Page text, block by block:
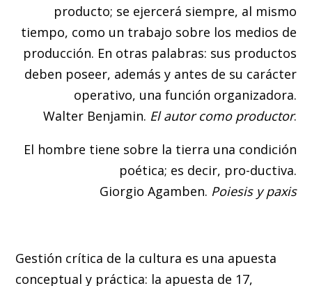
producto; se ejercerá siempre, al mismo
tiempo, como un trabajo sobre los medios de
producción. En otras palabras: sus productos
deben poseer, además y antes de su carácter
operativo, una función organizadora.
Walter Benjamin. El autor como productor.
El hombre tiene sobre la tierra una condición
poética; es decir, pro-ductiva.
Giorgio Agamben. Poiesis y paxis
Gestión crítica de la cultura es una apuesta
conceptual y práctica: la apuesta de 17,